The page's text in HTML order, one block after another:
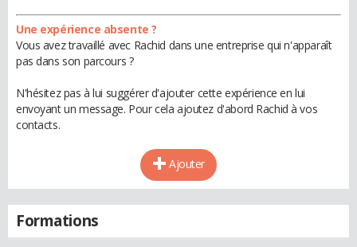
Une expérience absente ?
Vous avez travaillé avec Rachid dans une entreprise qui n'apparaît
pas dans son parcours ?
N'hésitez pas à lui suggérer d'ajouter cette expérience en lui
envoyant un message. Pour cela ajoutez d'abord Rachid à vos
contacts.
Ajouter
Formations